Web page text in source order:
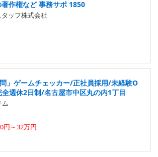
作権など 事務サポ 1850
ッフ株式会社
問」ゲームチェッカー/正社員採用/未経験O
週休2日制/名古屋市中区丸の内1丁目
ム
円～32万円